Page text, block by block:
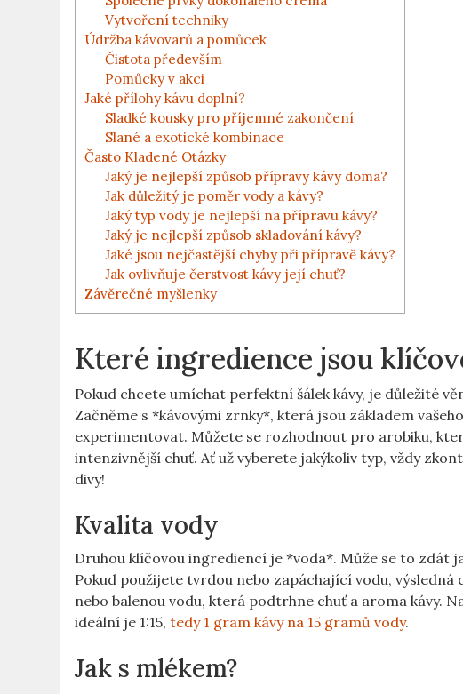
Vytvoření techniky
Údržba kávovarů a pomůcek
Čistota především
Pomůcky v akci
Jaké přílohy kávu doplní?
Sladké kousky pro příjemné zakončení
Slané a exotické kombinace
Často Kladené Otázky
Jaký je nejlepší způsob přípravy kávy doma?
Jak důležitý je poměr vody a kávy?
Jaký typ vody je nejlepší na přípravu kávy?
Jaký je nejlepší způsob skladování kávy?
Jaké jsou nejčastější chyby při přípravě kávy?
Jak ovlivňuje čerstvost kávy její chuť?
Závěrečné myšlenky
Které ingredience jsou
Pokud chcete umíchat perfektní šálek kávy, je důležité
Začněme s *kávovými zrnky*, která jsou základem
experimentovat. Můžete se rozhodnout pro arobiku,
intenzivnější chuť. Ať už vyberete jakýkoliv typ, vždy
divy!
Kvalita vody
Druhou klíčovou ingrediencí je *voda*. Může se to zdát
Pokud použijete tvrdou nebo zapáchající vodu,
nebo balenou vodu, která podtrhne chuť a aroma kávy.
ideální je 1:15,tedy 1 gram kávy na 15 gramů vody.
Jak s mlékem?